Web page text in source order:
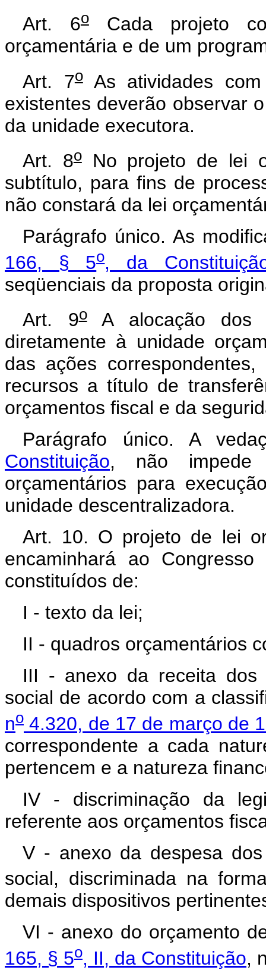
Art. 6oCada projeto
orçamentária e de um
Art. 7oAs atividades
existentes deverão observar
da unidade executora.
Art. 8oNo projeto de lei
subtítulo, para fins de
não constará da lei
Parágrafo único. As
166, § 5o, da
seqüenciais da proposta
Art. 9oA alocação dos
diretamente à unidade
das ações
recursos a título de
orçamentos fiscal e da
Parágrafo único. A
Constituição, não impede
orçamentários para
unidade descentralizadora.
Art. 10. O projeto de lei
encaminhará ao
constituídos de:
I - texto da lei;
II - quadros orçamentários
III - anexo da receita dos
social de acordo com a
no 4.320, de 17 de março de
correspondente a cada
pertencem e a natureza
IV - discriminação da
referente aos orçamentos
V - anexo da despesa
social, discriminada na
demais dispositivos
VI - anexo do orçamento
165, § 5o, II, da Constituição,